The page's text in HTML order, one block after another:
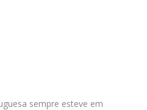
sempre esteve em